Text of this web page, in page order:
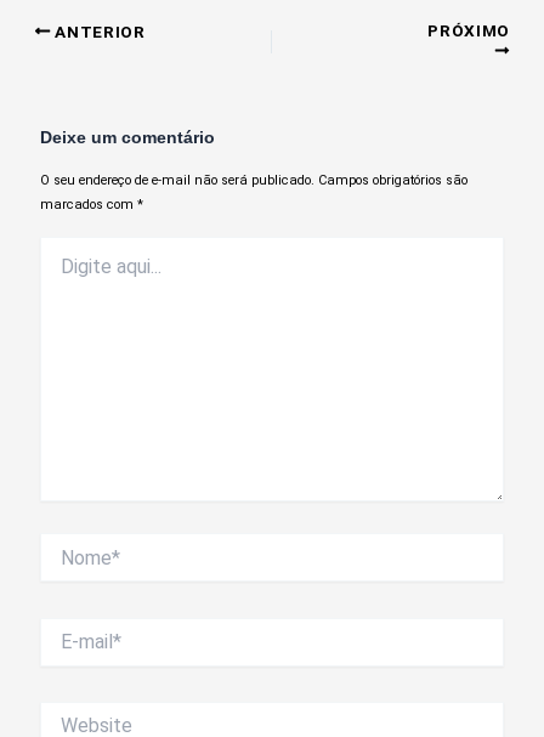
ANTERIOR PRÓXIMO
Deixe um comentário
O seu endereço de e-mail não será publicado. Campos obrigatórios são
marcados com*
aqui...
mail*